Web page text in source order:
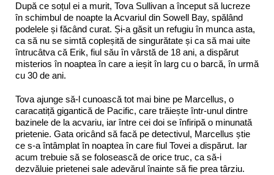
După ce soțul ei a murit, Tova Sullivan a început să lucreze
în schimbul de noapte la Acvariul din Sowell Bay, spălând
podelele și făcând curat. Și-a găsit un refugiu în munca asta,
ca să nu se simtă copleșită de singurătate și ca să mai uite
întrucâtva că Erik, fiul său în vârstă de 18 ani, a dispărut
misterios în noaptea în care a ieșit în larg cu o barcă, în urmă
cu 30 de ani.
Tova ajunge să-l cunoască tot mai bine pe Marcellus, o
caracatiță gigantică de Pacific, care trăiește într-unul dintre
bazinele de la acvariu, iar între cei doi se înfiripă o minunată
prietenie. Gata oricând să facă pe detectivul, Marcellus știe
ce s-a întâmplat în noaptea în care fiul Tovei a dispărut. Iar
acum trebuie să se folosească de orice truc, ca să-i
dezvăluie prietenei sale adevărul înainte să fie prea târziu.